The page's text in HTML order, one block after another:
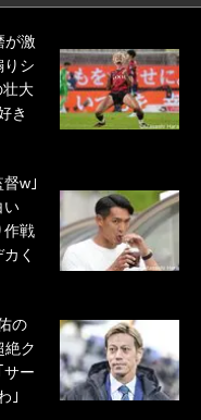
が激
シ
壮大
き
w｣
い
作戦
く
の
絶ク
サー
｣